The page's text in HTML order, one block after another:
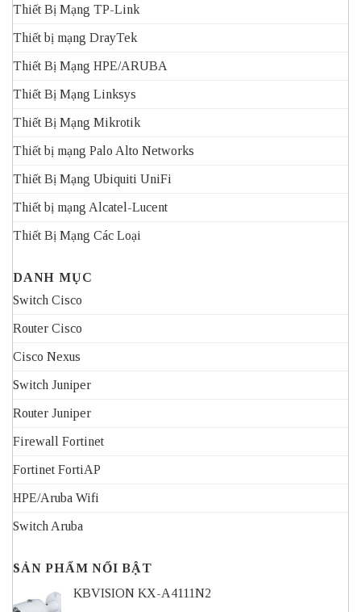
Thiết Bị Mạng TP-Link
Thiết bị mạng DrayTek
Thiết Bị Mạng HPE/ARUBA
Thiết Bị Mạng Linksys
Thiết Bị Mạng Mikrotik
Thiết bị mạng Palo Alto Networks
Thiết Bị Mạng Ubiquiti UniFi
Thiết bị mạng Alcatel-Lucent
Thiết Bị Mạng Các Loại
DANH MỤC
Switch Cisco
Router Cisco
Cisco Nexus
Switch Juniper
Router Juniper
Firewall Fortinet
Fortinet FortiAP
HPE/Aruba Wifi
Switch Aruba
SẢN PHẨM NỔI BẬT
KBVISION KX-A4111N2